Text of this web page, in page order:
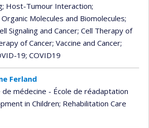
; Host-Tumour Interaction;
Organic Molecules and Biomolecules;
Signaling and Cancer; Cell Therapy of
of Cancer; Vaccine and Cancer;
19; COVID19
Ferland
de médecine - École de réadaptation
in Children; Rehabilitation Care